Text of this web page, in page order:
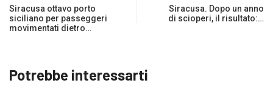
Siracusa ottavo porto
siciliano per passeggeri
movimentati dietro…
Siracusa. Dopo un anno
di scioperi, il risultato:…
Potrebbe interessarti